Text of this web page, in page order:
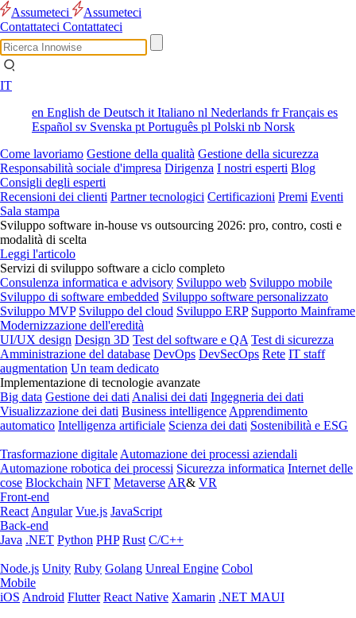
Assumeteci
Assumeteci
Contattateci Contattateci
IT
en English de Deutsch it Italiano nl Nederlands frFrançais es
Español sv Svenska pt Português pl Polski nb Norsk
Come lavoriamo Gestione della qualità Gestione della sicurezza
Responsabilità sociale d'impresa Dirigenza I nostri esperti Blog
Consigli degli esperti
Recensioni dei clienti Partner tecnologici Certificazioni Premi Eventi
Sala stampa
Sviluppo software in-house vs outsourcing 2026: pro, contro, costi e
modalità di scelta
Leggi l'articolo
Servizi di sviluppo software a ciclo completo
Consulenza informatica e advisory Sviluppo web Sviluppo mobile
Sviluppo di software embedded Sviluppo software personalizzato
Sviluppo MVP Sviluppo del cloud Sviluppo ERP Supporto Mainframe
Modernizzazione dell'eredità
UI/UX design Design 3D Test del software e QA Test di sicurezza
Amministrazione del database DevOps DevSecOps Rete IT staff
augmentation Un team dedicato
Implementazione di tecnologie avanzate
Big data Gestione dei dati Analisi dei dati Ingegneria dei dati
Visualizzazione dei dati Business intelligence Apprendimento
automatico Intelligenza artificiale Scienza dei dati Sostenibilità e ESG
Trasformazione digitale Automazione dei processi aziendali
Automazione robotica dei processi Sicurezza informatica Internet delle
cose Blockchain NFT Metaverse AR& VR
Front-end
React Angular Vue.js JavaScript
Back-end
Java .NET Python PHP Rust C/C++
Node.js Unity Ruby Golang Unreal Engine Cobol
Mobile
iOS Android Flutter React Native Xamarin .NET MAUI